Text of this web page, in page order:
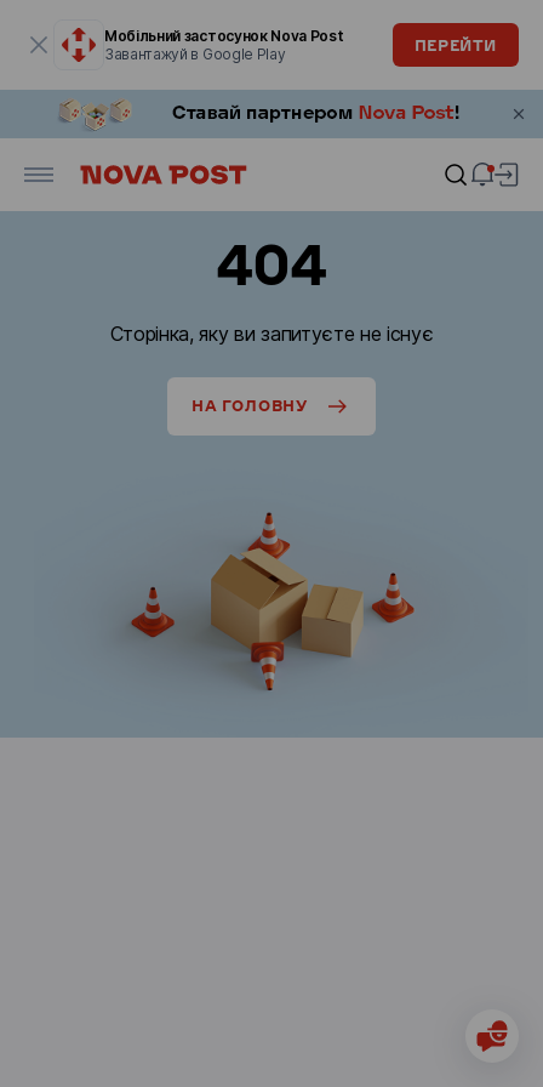
Мобільний застосунок Nova Post
Завантажуй в Google Play
ПЕРЕЙТИ
404
Сторінка, яку ви запитуєте не існує
НА ГОЛОВНУ